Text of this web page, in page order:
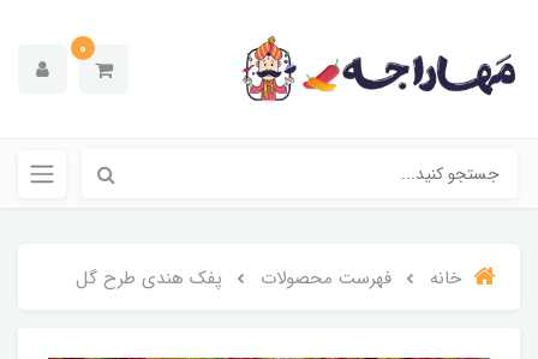
0
خانه فهرست محصولات پفک هندی طرح گل